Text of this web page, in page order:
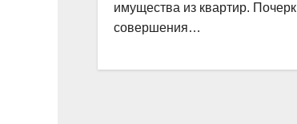
имущества из квартир. Почерк
совершения…